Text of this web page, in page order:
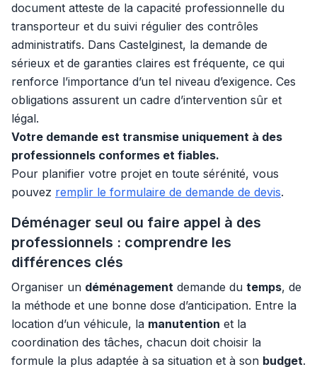
document atteste de la capacité professionnelle du
transporteur et du suivi régulier des contrôles
administratifs. Dans Castelginest, la demande de
sérieux et de garanties claires est fréquente, ce qui
renforce l’importance d’un tel niveau d’exigence. Ces
obligations assurent un cadre d’intervention sûr et
légal.
Votre demande est transmise uniquement à des
professionnels conformes et fiables.
Pour planifier votre projet en toute sérénité, vous
pouvez remplir le formulaire de demande de devis.
Déménager seul ou faire appel à des
professionnels : comprendre les
différences clés
Organiser un déménagement demande du temps, de
la méthode et une bonne dose d’anticipation. Entre la
location d’un véhicule, la manutention et la
coordination des tâches, chacun doit choisir la
formule la plus adaptée à sa situation et à son budget.